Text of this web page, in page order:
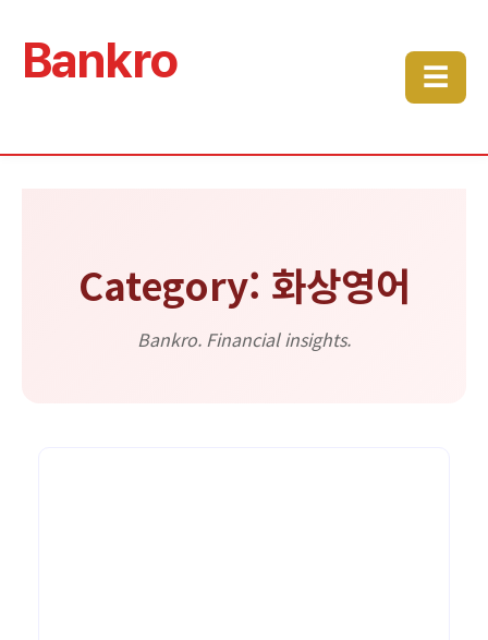
Bankro ☰
Category: 화상영어
Bankro. Financial insights.